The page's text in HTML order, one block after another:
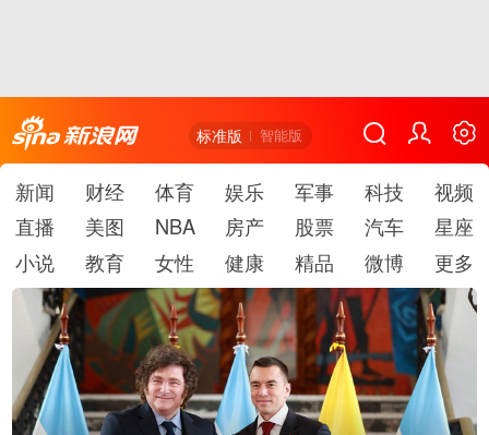
标准版 智能版
新闻 财经 体育 娱乐 军事 科技
视频
直播
美图 NBA 房产 股票 汽车
星座
小说
教育 女性 健康 精品 微博 更多